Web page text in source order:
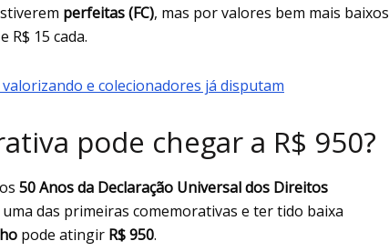
perfeitas (FC), mas por valores bem mais baixos
R$ 15 cada.
e colecionadores já disputam
pode chegar a R$ 950?
50 Anos da Declaração Universal dos Direitos
das primeiras comemorativas e ter tido baixa
pode atingir R$ 950.